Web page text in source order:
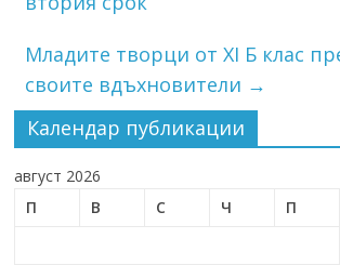
Младите творци от XI Б клас
своите вдъхновители →
Календар публикации
август 2026
П
В С Ч П